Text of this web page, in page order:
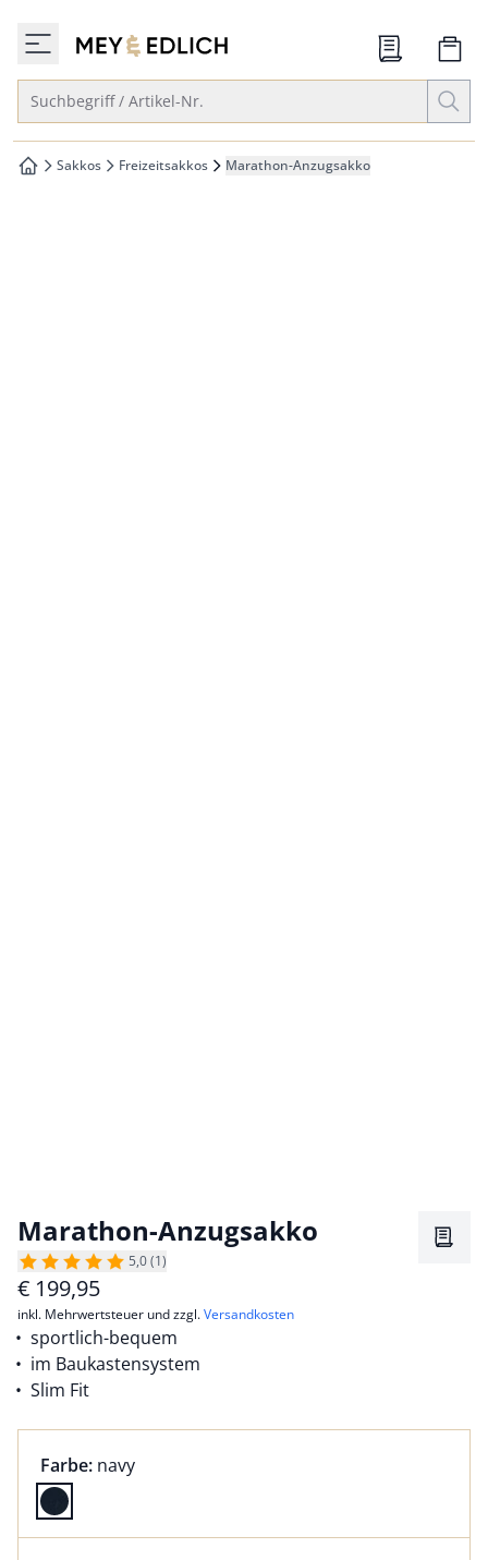
springen
springen
zur Startseite
Suchbegriff / Artikel-Nr.
zur Startseite
Sakkos Freizeitsakkos Marathon-Anzugsakko
Marathon-Anzugsakko
5,0 (1)
€ 199,95
inkl. Mehrwertsteuer und zzgl.Versandkosten
sportlich-bequem
im Baukastensystem
Slim Fit
Farbauswahl:
Farbe: aktuell ausgewählt:
navy
Farbe navy ausgewählt